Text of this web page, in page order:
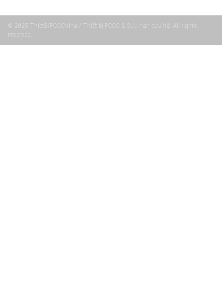
© 2025 ThietBiPCCCVina / Thiết bị PCCC & Cứu nạn cứu hộ. All rights
reserved.